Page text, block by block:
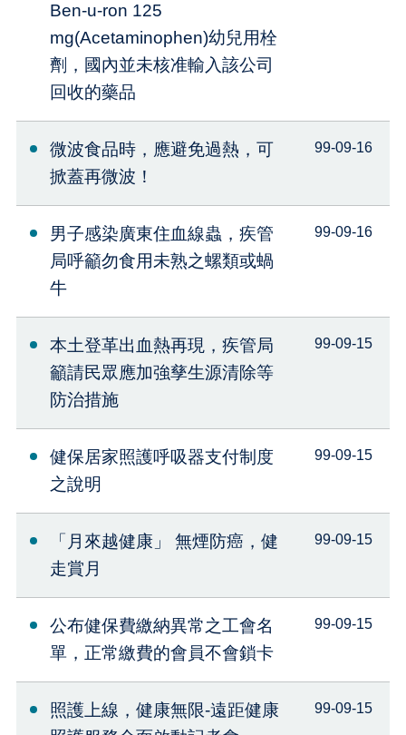
Ben-u-ron 125
mg(Acetaminophen)幼兒用栓
劑，國內並未核准輸入該公司
回收的藥品
微波食品時，應避免過熱，可
掀蓋再微波！
99-09-16
男子感染廣東住血線蟲，疾管
局呼籲勿食用未熟之螺類或蝸
牛
99-09-16
本土登革出血熱再現，疾管局
籲請民眾應加強孳生源清除等
防治措施
99-09-15
健保居家照護呼吸器支付制度
之說明
99-09-15
「月來越健康」 無煙防癌，健
走賞月
99-09-15
公布健保費繳納異常之工會名
單，正常繳費的會員不會鎖卡
99-09-15
照護上線，健康無限-遠距健康
99-09-15